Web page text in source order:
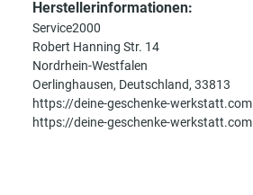
Herstellerinformationen:
Service2000
Robert Hanning Str. 14
Nordrhein-Westfalen
Oerlinghausen, Deutschland, 33813
https://deine-geschenke-werkstatt.com
https://deine-geschenke-werkstatt.com